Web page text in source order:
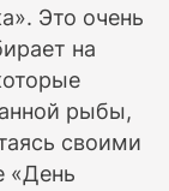
Это очень
на
рыбы,
своими
«День